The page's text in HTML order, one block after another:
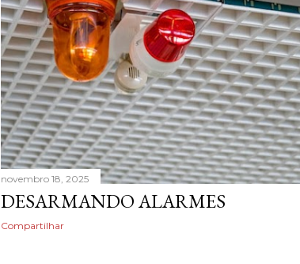
novembro 18, 2025
DESARMANDO ALARMES
Compartilhar